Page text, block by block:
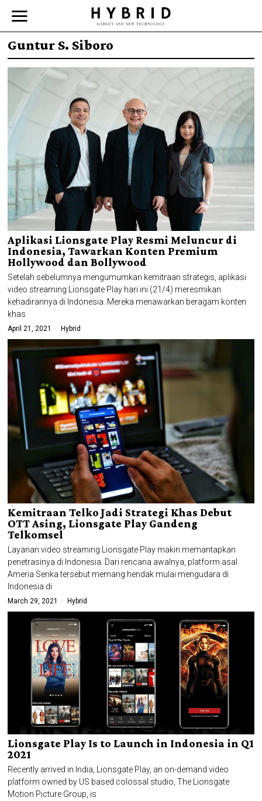
Guntur S. Siboro
Aplikasi Lionsgate Play Resmi Meluncur di
Indonesia, Tawarkan Konten Premium
Hollywood dan Bollywood
Setelah sebelumnya mengumumkan kemitraan strategis, aplikasi
video streaming Lionsgate Play hari ini (21/4) meresmikan
kehadirannya di Indonesia. Mereka menawarkan beragam konten
khas
April 21, 2021 Hybrid
Kemitraan Telko Jadi Strategi Khas Debut
OTT Asing, Lionsgate Play Gandeng
Telkomsel
Layanan video streaming Lionsgate Play makin memantapkan
penetrasinya di Indonesia. Dari rencana awalnya, platform asal
Ameria Serika tersebut memang hendak mulai mengudara di
Indonesia di
March 29, 2021 Hybrid
Lionsgate Play Is to Launch in Indonesia in Q1
2021
Recently arrived in India, Lionsgate Play, an on-demand video
platform owned by US based colossal studio, The Lionsgate
Motion Picture Group, is